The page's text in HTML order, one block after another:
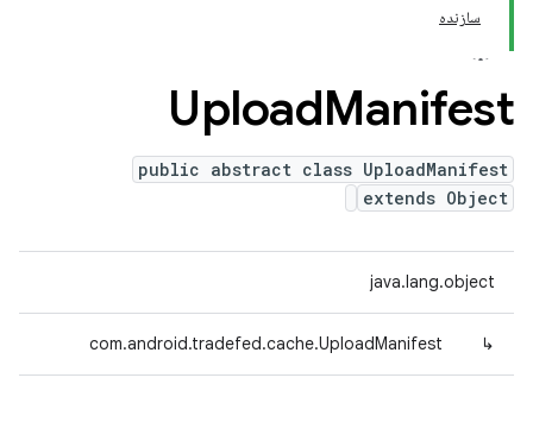
سازنده
UploadManifest
public abstract class UploadManifest
extends Object
java.lang.object
↳
com.android.tradefed.cache.UploadManifest